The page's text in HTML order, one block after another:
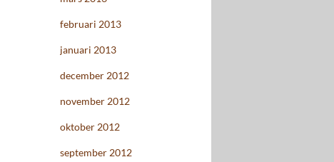
februari 2013
januari 2013
december 2012
november 2012
oktober 2012
september 2012